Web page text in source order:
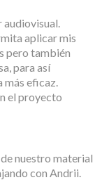
aplicar mis
pero también
para así
eficaz.
el proyecto
nuestro material
con Andrii.